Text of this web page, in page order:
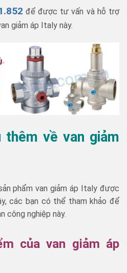
để được tư vấn và hỗ trợ
giảm áp Italy này.
thêm về van giảm
phẩm van giảm áp Italy được
các bạn có thể tham khảo để
công nghiệp này.
của van giảm áp